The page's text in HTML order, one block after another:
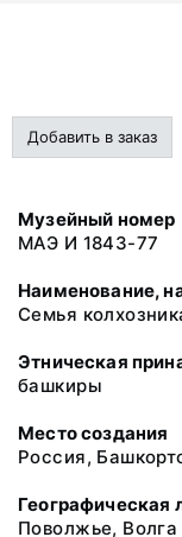
Добавить в заказ
Музейный номер
МАЭ И 1843-77
Наименование,
Семья
Этническая
башкиры
Место создания
Россия,
Географическая
Поволжье, Волга